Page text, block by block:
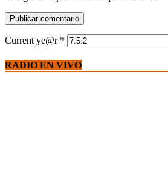
Current ye@r *
RADIO EN VIVO